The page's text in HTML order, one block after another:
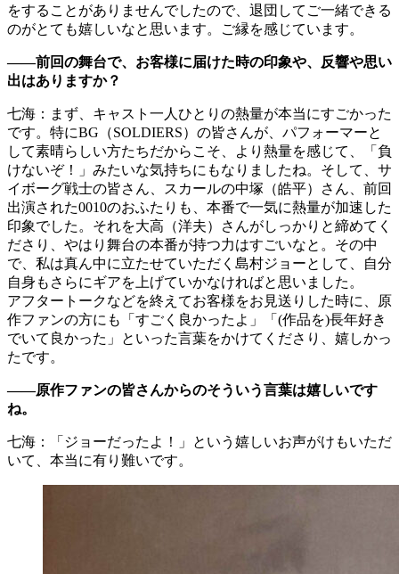
をすることがありませんでしたので、退団してご一緒できる
のがとても嬉しいなと思います。ご縁を感じています。
――前回の舞台で、お客様に届けた時の印象や、反響や思い
出はありますか？
七海：まず、キャスト一人ひとりの熱量が本当にすごかった
です。特にBG（SOLDIERS）の皆さんが、パフォーマーと
して素晴らしい方たちだからこそ、より熱量を感じて、「負
けないぞ！」みたいな気持ちにもなりましたね。そして、サ
イボーグ戦士の皆さん、スカールの中塚（皓平）さん、前回
出演された0010のおふたりも、本番で一気に熱量が加速した
印象でした。それを大高（洋夫）さんがしっかりと締めてく
ださり、やはり舞台の本番が持つ力はすごいなと。その中
で、私は真ん中に立たせていただく島村ジョーとして、自分
自身もさらにギアを上げていかなければと思いました。
アフタートークなどを終えてお客様をお見送りした時に、原
作ファンの方にも「すごく良かったよ」「(作品を)長年好き
でいて良かった」といった言葉をかけてくださり、嬉しかっ
たです。
――原作ファンの皆さんからのそういう言葉は嬉しいです
ね。
七海：「ジョーだったよ！」という嬉しいお声がけもいただ
いて、本当に有り難いです。